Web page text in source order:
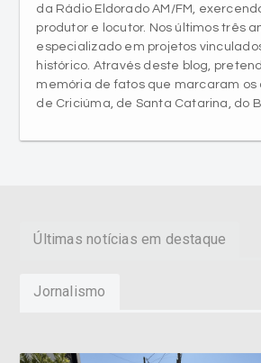
da Rádio Eldorado AM/FM,
produtor e locutor. Nos últimos três
especializado em projetos
histórico. Através deste blog,
memória de fatos que marcaram
de Criciúma, de Santa Catarina, do
Últimas notícias em destaque
Jornalismo